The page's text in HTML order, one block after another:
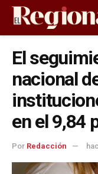
El
nacional
en el 9,84
Por Redacción